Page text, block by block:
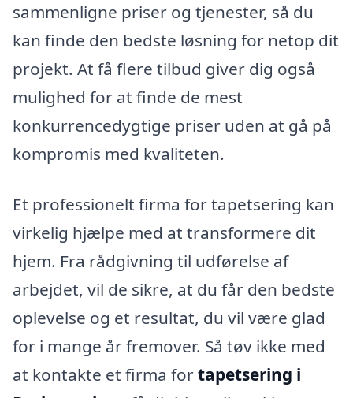
sammenligne priser og tjenester, så du
kan finde den bedste løsning for netop dit
projekt. At få flere tilbud giver dig også
mulighed for at finde de mest
konkurrencedygtige priser uden at gå på
kompromis med kvaliteten.
Et professionelt firma for tapetsering kan
virkelig hjælpe med at transformere dit
hjem. Fra rådgivning til udførelse af
arbejdet, vil de sikre, at du får den bedste
oplevelse og et resultat, du vil være glad
for i mange år fremover. Så tøv ikke med
at kontakte et firma fortapetsering i